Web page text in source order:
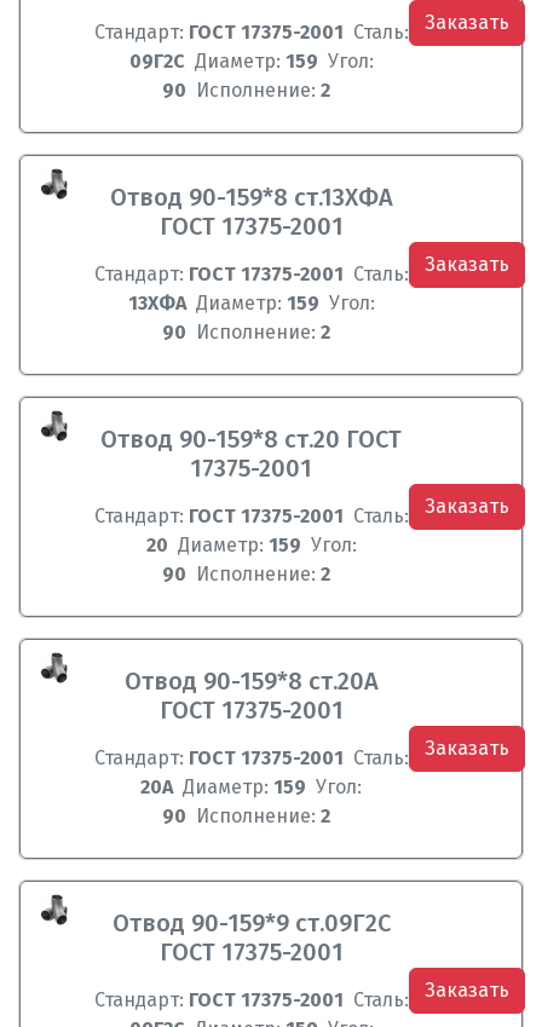
Стандарт: ГОСТ 17375-2001 Сталь:
09Г2C Диаметр: 159 Угол:
90 Исполнение:2
Заказать
Отвод 90-159*8 ст.13ХФА
ГОСТ 17375-2001
Стандарт: ГОСТ 17375-2001 Сталь:
13ХФА Диаметр: 159 Угол:
90 Исполнение:2
Заказать
Отвод 90-159*8 ст.20 ГОСТ
17375-2001
Стандарт: ГОСТ 17375-2001 Сталь:
20 Диаметр: 159 Угол:
90 Исполнение:2
Заказать
Отвод 90-159*8 ст.20А
ГОСТ 17375-2001
Стандарт: ГОСТ 17375-2001 Сталь:
20А Диаметр:159 Угол:
90 Исполнение:2
Заказать
Отвод 90-159*9 ст.09Г2С
ГОСТ 17375-2001
Стандарт: ГОСТ 17375-2001 Сталь:
Заказать